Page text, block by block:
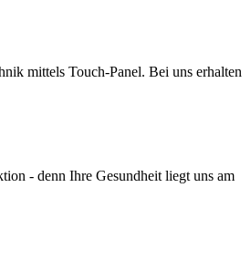
mittels Touch-Panel. Bei uns erhalten
- denn Ihre Gesundheit liegt uns am